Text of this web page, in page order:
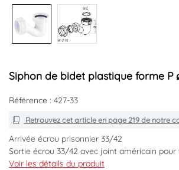
Siphon de bidet plastique forme P
Référence : 427-33
Retrouvez cet article en page 219de notre
Arrivée écrou prisonnier 33/42
Sortie écrou 33/42 avec joint américain pour
Garde d'eau 12mm
Voir les détails du produit